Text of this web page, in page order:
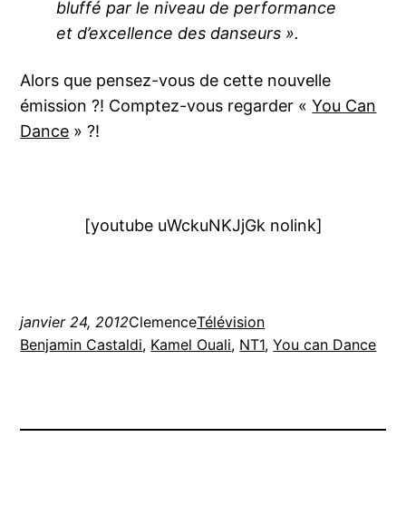
bluffé par le niveau de performance
et d’excellence des danseurs ».
Alors que pensez-vous de cette nouvelle
émission ?! Comptez-vous regarder «You Can
Dance » ?!
[youtube uWckuNKJjGk nolink]
janvier 24, 2012ClemenceTélévision
Benjamin Castaldi, Kamel Ouali, NT1, You can Dance